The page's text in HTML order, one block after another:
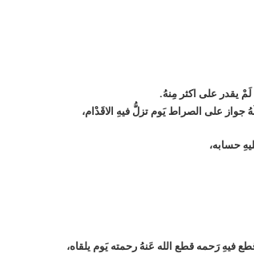
يقدر على اكثر مِنهُ.
على الصراط يَوم تزلُّ فيهِ الاقَدْام،
حسابه،
فيهِ رَحمه قطع الله عَنهُ رحمته يَوم يلقاه،